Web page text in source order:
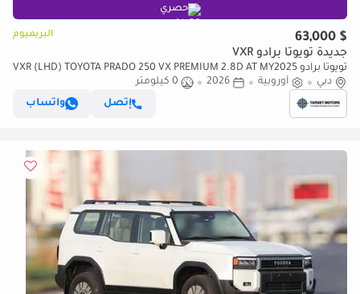
حصري
$ 63,000 البريميوم
جديدة تويوتا برادو VXR
تويوتا برادو VXR (LHD) TOYOTA PRADO 250 VX PREMIUM 2.8D AT MY2025
– BLACK
دبي أوروبية 2026
0 كيلومتر
إتصل
واتساب